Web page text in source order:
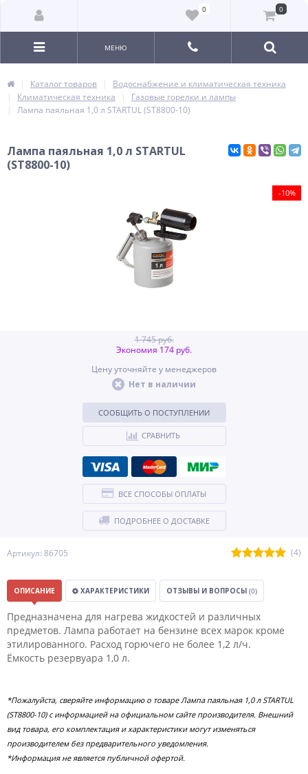
0 0
МЕНЮ
Каталог товаров
Водоснабжение и климатическая техника
Климатическая техника
Газовые горелки и лампы
Лампа паяльная 1,0 л STARTUL (ST8800-10)
Лампа паяльная 1,0 л STARTUL
(ST8800-10)
-10%
Артикул: 86705 (4)
1 745 руб.
Экономия 174 руб.
Цену уточняйте у менеджеров
Нет в наличии
СООБЩИТЬ О ПОСТУПЛЕНИИ
СРАВНИТЬ
ВСЕ СПОСОБЫ ОПЛАТЫ
ПОДРОБНЕЕ О ДОСТАВКЕ
ОПИСАНИЕ ХАРАКТЕРИСТИКИ ОТЗЫВЫ И ВОПРОСЫ (0)
Предназначена для нагрева жидкостей и различных
предметов. Лампа работает на бензине всех марок кроме
этилированного. Расход горючего не более 1,2 л/ч.
Ёмкость резервуара 1,0 л.
*Пожалуйста, сверяйте информацию о товаре Лампа паяльная 1,0 л STARTUL
(ST8800-10) с информацией на официальном сайте производителя. Внешний
вид товара, его комплектация и характеристики могут изменяться
производителем без предварительного уведомления.
*Информация не является публичной офертой.